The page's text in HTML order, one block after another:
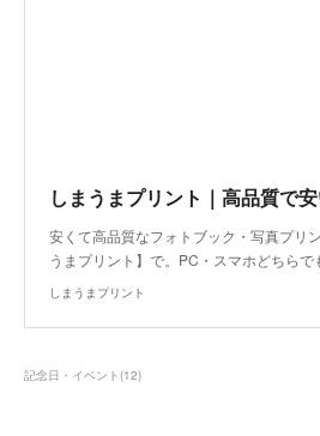
安くて高品質なフォトブック・写真プリ
うまプリント】で。PC・スマホどちら
しまうまプリント
記念日・イベント (12)